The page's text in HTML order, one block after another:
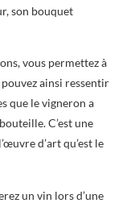
son bouquet
vous permettez à
pouvez ainsi ressentir
que le vigneron a
C’est une
d’art qu’est le
un vin lors d’une